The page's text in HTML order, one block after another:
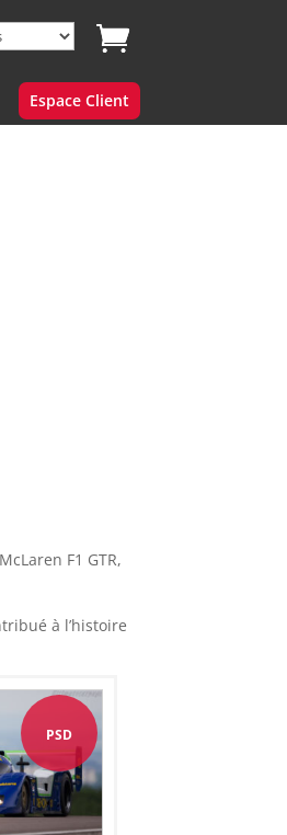
Espace Client
F1 GTR,
à l’histoire
PSD